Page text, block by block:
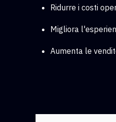
Ridurre i costi
Migliora
Aumenta le